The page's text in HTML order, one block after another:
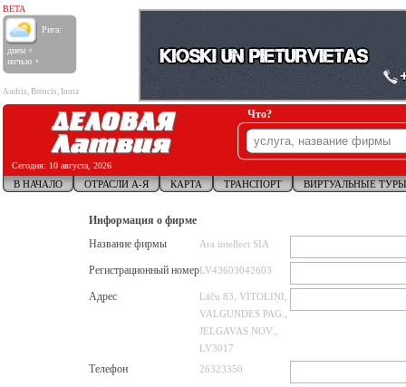
BETA
Рига:
днем +
ночью +
Audris, Brencis, Inuta
Сегодня: 10 августа, 2026
Что?
В НАЧАЛО ОТРАСЛИ А-Я КАРТА ТРАНСПОРТ ВИРТУАЛЬНЫЕ ТУРЫ
Информация о фирме
Название фирмы
Ara intellect SIA
Регистрационный номерLV43603042603
Адрес
Lāču 83, VĪTOLIŅI,
VALGUNDES PAG.,
JELGAVAS NOV.,
LV3017
Телефон 26323350